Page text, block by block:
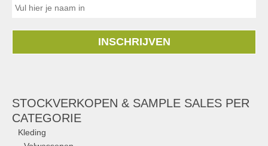
INSCHRIJVEN
STOCKVERKOPEN & SAMPLE SALES PER
CATEGORIE
Kleding